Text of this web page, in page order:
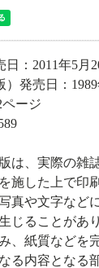
：2011年5月
発売日：1989
ージ
は、実際の雑
施した上で印
真や文字など
じることがあ
、紙質などを
る内容となる